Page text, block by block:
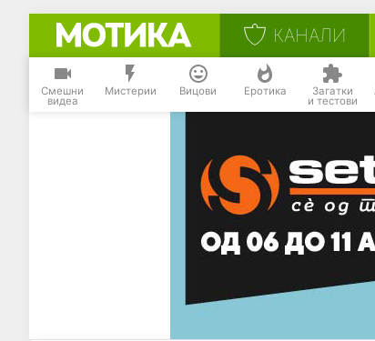
КАНАЛИ
Смешни
видеа
Мистерии Вицови Еротика Загатки
и тестови